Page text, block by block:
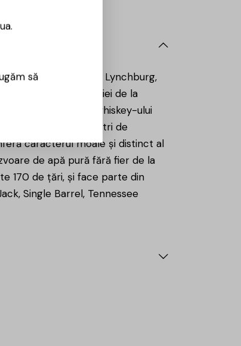
„Jack” Daniel în Lynchburg,
meșteșugul distilației de la
Secretul whiskey-ului
un strat de trei metri de
caracterul moale și distinct al
de apă pură fără fier de la
170 de țări, și face parte din
Single Barrel, Tennessee
să